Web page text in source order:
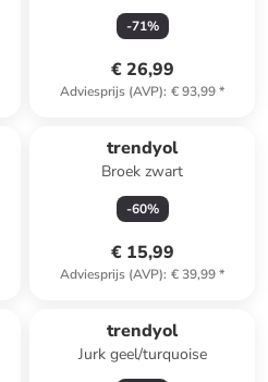
-71%
€ 26,99
Adviesprijs (AVP): € 93,99*
trendyol
Broek zwart
-60%
€ 15,99
Adviesprijs (AVP): € 39,99*
trendyol
Jurk geel/turquoise